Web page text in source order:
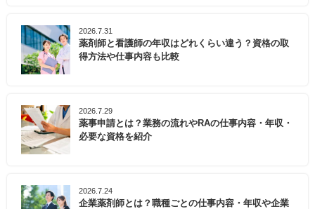
2026.7.31
薬剤師と看護師の年収はどれくらい違う？資格の取
得方法や仕事内容も比較
2026.7.29
薬事申請とは？業務の流れやRAの仕事内容・年収・
必要な資格を紹介
2026.7.24
企業薬剤師とは？職種ごとの仕事内容・年収や企業